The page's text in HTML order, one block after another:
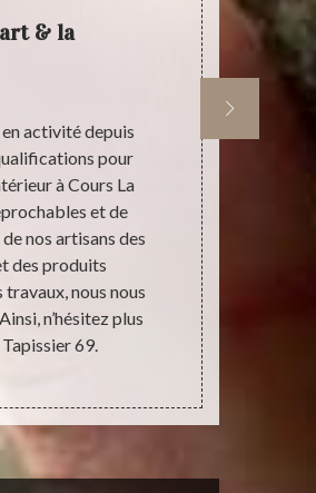
& la
activité depuis
pour
à Cours La
et de
nos artisans des
des produits
nous nous
n’hésitez plus
69.